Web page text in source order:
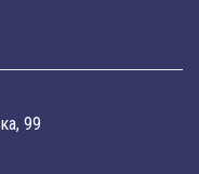
99